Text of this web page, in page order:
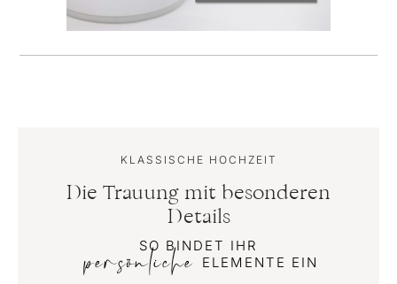
KLASSISCHE HOCHZEIT
Die Trauung mit besonderen
Details
SO BINDET IHR
persönliche ELEMENTE EIN